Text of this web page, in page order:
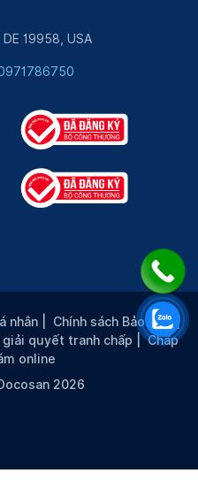
19958, USA
nhân Chính sách Bảo mật |
giải quyết tranh chấp |Chấp
online
2026